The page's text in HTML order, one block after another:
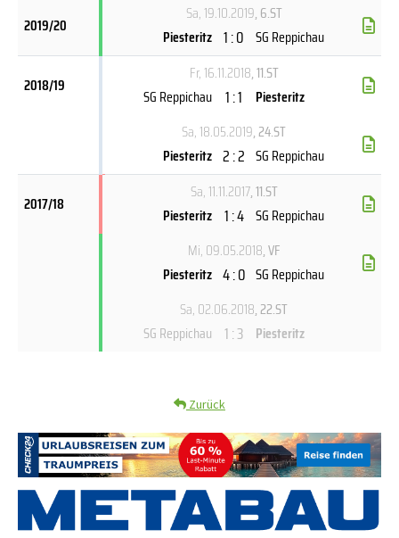
2019/20
Sa, 19.10.2019, 6.ST
Piesteritz 1 : 0 SG Reppichau
2018/19
Fr, 16.11.2018, 11.ST
SG Reppichau 1 : 1
Piesteritz
Sa, 18.05.2019, 24.ST
Piesteritz 2 : 2 SG Reppichau
2017/18
Sa, 11.11.2017, 11.ST
Piesteritz 1 : 4 SG Reppichau
Mi, 09.05.2018, VF
Piesteritz 4 : 0 SG Reppichau
Sa, 02.06.2018, 22.ST
SG Reppichau 1 : 3 Piesteritz
Zurück